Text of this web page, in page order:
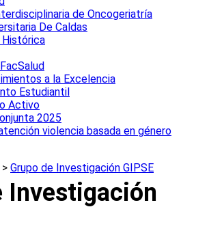
de Oncogeriatría
De Caldas
Histórica
a la Excelencia
Estudiantil
Activo
2025
violencia basada en género
> Grupo de Investigación GIPSE
Investigación